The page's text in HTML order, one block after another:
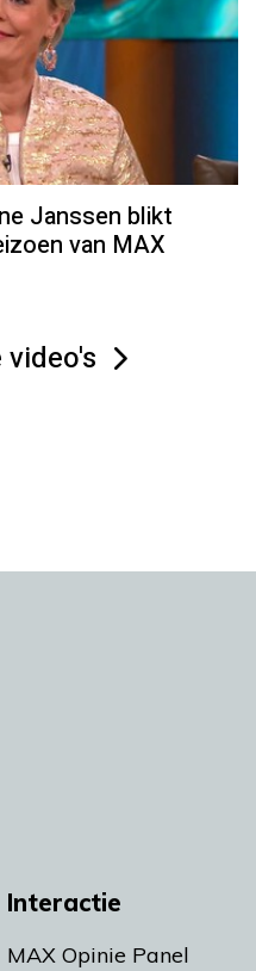
Janssen blikt
van MAX
Interactie
MAX Opinie Panel